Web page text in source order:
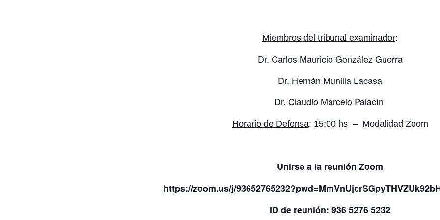
Miembros del tribunal examinador:
Dr. Carlos Mauricio González Guerra
Dr. Hernán Munilla Lacasa
Dr. Claudio Marcelo Palacín
Horario de Defensa: 15:00 hs – Modalidad Zoom
Unirse a la reunión Zoom
https://zoom.us/j/
ID de reunión: 936 5276 5232